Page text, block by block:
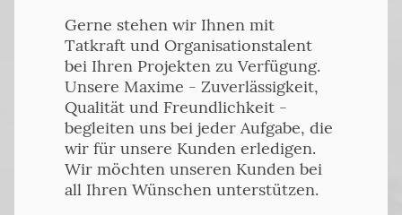
Gerne stehen wir Ihnen mit
Tatkraft und Organisationstalent
bei Ihren Projekten zu Verfügung.
Unsere Maxime - Zuverlässigkeit,
Qualität und Freundlichkeit -
begleiten uns bei jeder Aufgabe, die
wir für unsere Kunden erledigen.
Wir möchten unseren Kunden bei
all Ihren Wünschen unterstützen.